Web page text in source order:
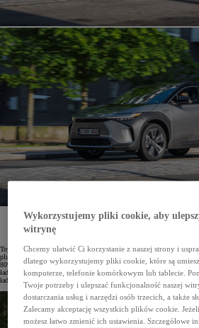
Toyota wprowadziła nową usługę Toyota Charging Network.
samochodów elektrycznych oraz hybryd typu plug-in.
Toyota dąży do zapewnienia jak największego komfortu
plug-in. Z myślą o nich uruchomiła nową usługę –Toyota Charging
80% publicznych stacji ładowania w Polsce należących do
ładowania w naszym kraju. Co więcej, Toyota Charging Network
ładowarek w 20 państwach Europy. Liczba stacji objętych usługą
Wykorzystujemy pliki cookie, aby
witrynę
Chcemy ułatwić Ci korzystanie z naszej strony i
dlatego wykorzystujemy pliki cookie, które są
komputerze, telefonie komórkowym lub tablecie.
Twoje potrzeby i ulepszać funkcjonalność naszej
dostarczania usług i narzędzi osób trzecich, a także
Zalecamy akceptację wszystkich plików cookie.
możesz łatwo zmienić ich ustawienia. Szczegółowe